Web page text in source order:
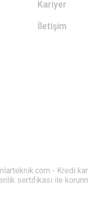
Kariyer
İletişim
- Kredi
sertifikası ile